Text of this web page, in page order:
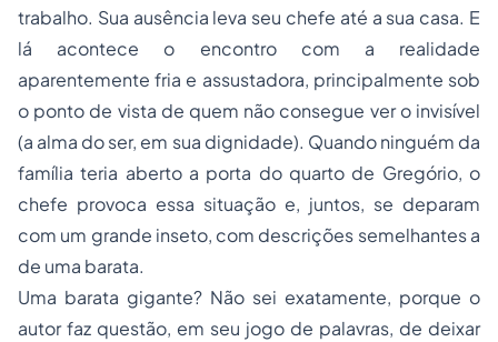
trabalho. Sua ausência leva seu chefe até a sua casa. E
lá acontece o encontro com a realidade
aparentemente fria e assustadora, principalmente sob
o ponto de vista de quem não consegue ver o invisível
(a alma do ser, em sua dignidade). Quando ninguém da
família teria aberto a porta do quarto de Gregório, o
chefe provoca essa situação e, juntos, se deparam
com um grande inseto, com descrições semelhantes a
de uma barata.
Uma barata gigante? Não sei exatamente, porque o
autor faz questão, em seu jogo de palavras, de deixar